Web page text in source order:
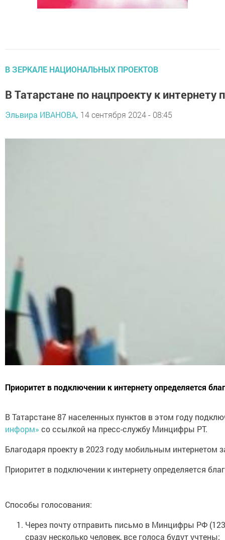
В ЗЕРКАЛЕ НАЦИОНАЛЬНЫХ ПРОЕКТОВ
В Татарстане по нацпроекту к
Эльвира ИВАНОВА, 14 сентября 2024 - 08:45
Приоритет в подключении к интернету определяется
В Татарстане 87 населенных пунктов в этом году
информ» со ссылкой на пресс-службу Минцифры РТ.
Благодаря проекту в 2023 году мобильным интернетом
Приоритет в подключении к интернету определяется
Способы голосования:
Через почту отправить письмо в Минцифры РФ
сразу несколько человек, все голоса будут учтены;